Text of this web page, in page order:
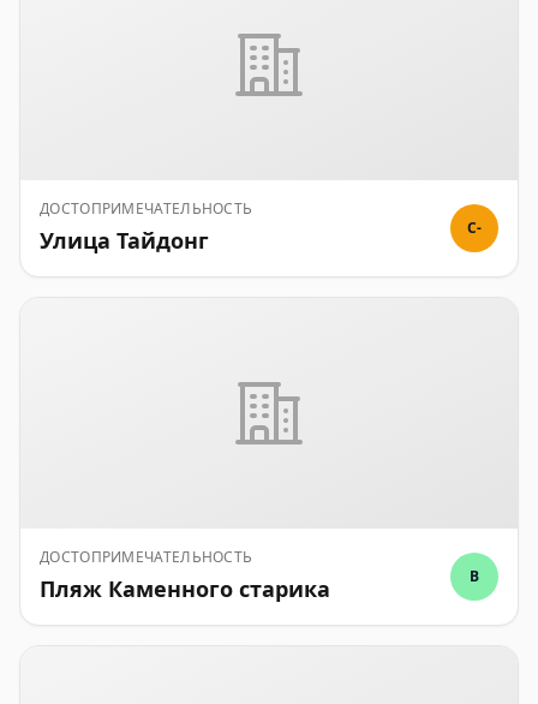
ДОСТОПРИМЕЧАТЕЛЬНОСТЬ
Улица Тайдонг C-
ДОСТОПРИМЕЧАТЕЛЬНОСТЬ
Пляж Каменного старика B